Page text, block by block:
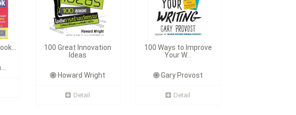
100 Great Innovation
Ideas
Howard Wright
Detail
100 Ways to Improve
Your W...
Gary Provost
Detail